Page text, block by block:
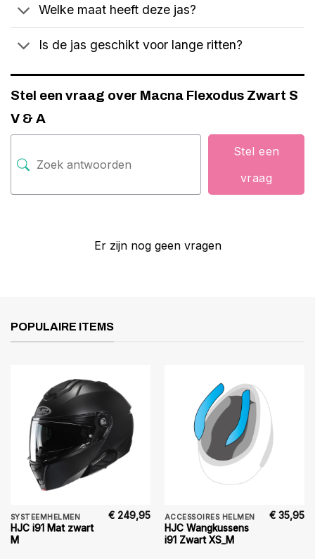
Welke maat heeft deze jas?
Is de jas geschikt voor lange ritten?
Stel een vraag over Macna Flexodus Zwart S
V & A
Stel een
vraag
Er zijn nog geen vragen
POPULAIRE ITEMS
SYSTEEMHELMEN
HJC i91 Mat zwart
M
€ 249,95 ACCESSOIRES HELMEN
HJC Wangkussens
i91 Zwart XS_M
€ 35,95